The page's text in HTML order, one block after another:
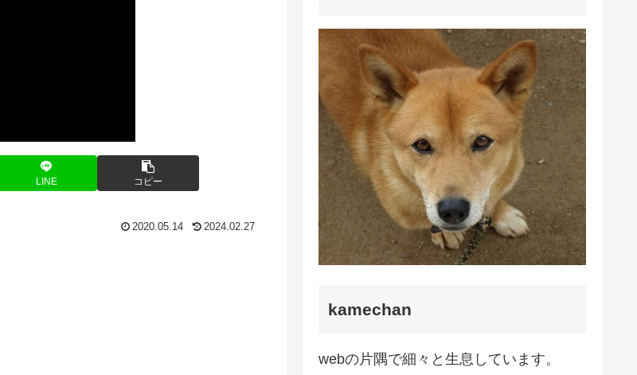
LINE コピー
2020.05.14 2024.02.27
kamechan
webの片隅で細々と生息しています。